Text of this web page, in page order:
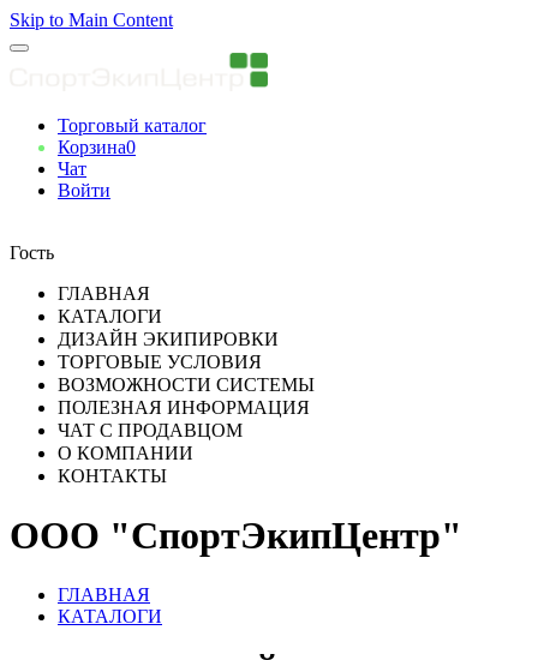
Skip to Main Content
Торговый каталог
Корзина0
Чат
Войти
Гость
ГЛАВНАЯ
КАТАЛОГИ
ДИЗАЙН ЭКИПИРОВКИ
ТОРГОВЫЕ УСЛОВИЯ
ВОЗМОЖНОСТИ СИСТЕМЫ
ПОЛЕЗНАЯ ИНФОРМАЦИЯ
ЧАТ С ПРОДАВЦОМ
О КОМПАНИИ
КОНТАКТЫ
ООО "СпортЭкипЦентр"
ГЛАВНАЯ
КАТАЛОГИ